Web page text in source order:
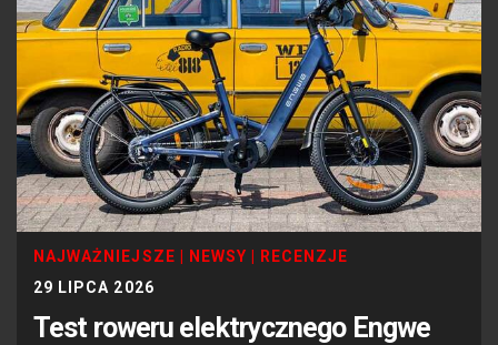
NAJWAŻNIEJSZE NEWSY
RECENZJE
29 LIPCA 2026
Test roweru elektrycznego Engwe